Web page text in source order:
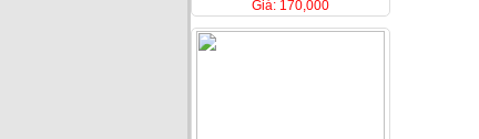
Giá: 170,000